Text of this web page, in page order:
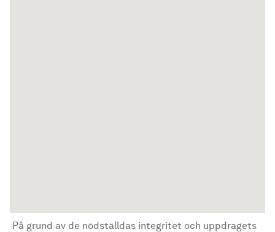
På grund av de nödställdas integritet och uppdragets